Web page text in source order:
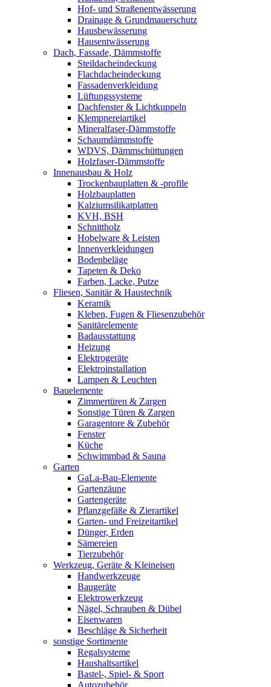
Hof- und Straßenentwässerung
Drainage & Grundmauerschutz
Hausbewässerung
Hausentwässerung
Dach, Fassade, Dämmstoffe
Steildacheindeckung
Flachdacheindeckung
Fassadenverkleidung
Lüftungssysteme
Dachfenster & Lichtkuppeln
Klempnereiartikel
Mineralfaser-Dämmstoffe
Schaumdämmstoffe
WDVS, Dämmschüttungen
Holzfaser-Dämmstoffe
Innenausbau & Holz
Trockenbauplatten & -profile
Holzbauplatten
Kalziumsilikatplatten
KVH, BSH
Schnittholz
Hobelware & Leisten
Innenverkleidungen
Bodenbeläge
Tapeten & Deko
Farben, Lacke, Putze
Fliesen, Sanitär & Haustechnik
Keramik
Kleben, Fugen & Fliesenzubehör
Sanitärelemente
Badausstattung
Heizung
Elektrogeräte
Elektroinstallation
Lampen & Leuchten
Bauelemente
Zimmertüren & Zargen
Sonstige Türen & Zargen
Garagentore & Zubehör
Fenster
Küche
Schwimmbad & Sauna
Garten
GaLa-Bau-Elemente
Gartenzäune
Gartengeräte
Pflanzgefäße & Zierartikel
Garten- und Freizeitartikel
Dünger, Erden
Sämereien
Tierzubehör
Werkzeug, Geräte & Kleineisen
Handwerkzeuge
Baugeräte
Elektrowerkzeug
Nägel, Schrauben & Dübel
Eisenwaren
Beschläge & Sicherheit
sonstige Sortimente
Regalsysteme
Haushaltsartikel
Bastel-, Spiel- & Sport
Autozubehör